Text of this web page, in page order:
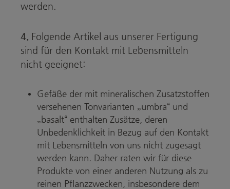
werden.
4. Folgende Artikel aus unserer Fertigung
sind für den Kontakt mit Lebensmitteln
nicht geeignet:
Gefäße der mit mineralischen Zusatzstoffen
versehenen Tonvarianten „umbra“ und
„basalt“ enthalten Zusätze, deren
Unbedenklichkeit in Bezug auf den Kontakt
mit Lebensmitteln von uns nicht zugesagt
werden kann. Daher raten wir für diese
Produkte von einer anderen Nutzung als zu
reinen Pflanzzwecken, insbesondere dem